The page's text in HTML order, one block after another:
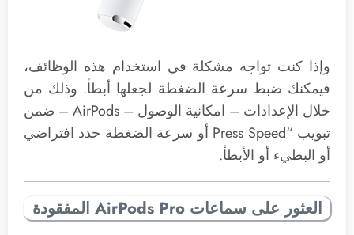
وإذا كنت تواجه مشكلة في استخدام هذه الوظائف،
فيمكنك ضبط سرعة الضغطة لجعلها أبطأ. وذلك من
خلال الإعدادات – امكانية الوصول – AirPods – ضمن
تبويب “Press Speed أو سرعة الضغطة حدد افتراضي
أو البطيء أو الأبطأ.
العثور على سماعات AirPods Pro المفقودة